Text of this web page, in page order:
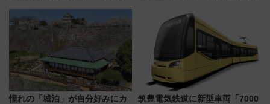
車、観覧スポット情報と周辺観
光まとめ（7/28開催）
憧れの「城泊」が自分好みにカ
筑豊電気鉄道に新型車両「7000